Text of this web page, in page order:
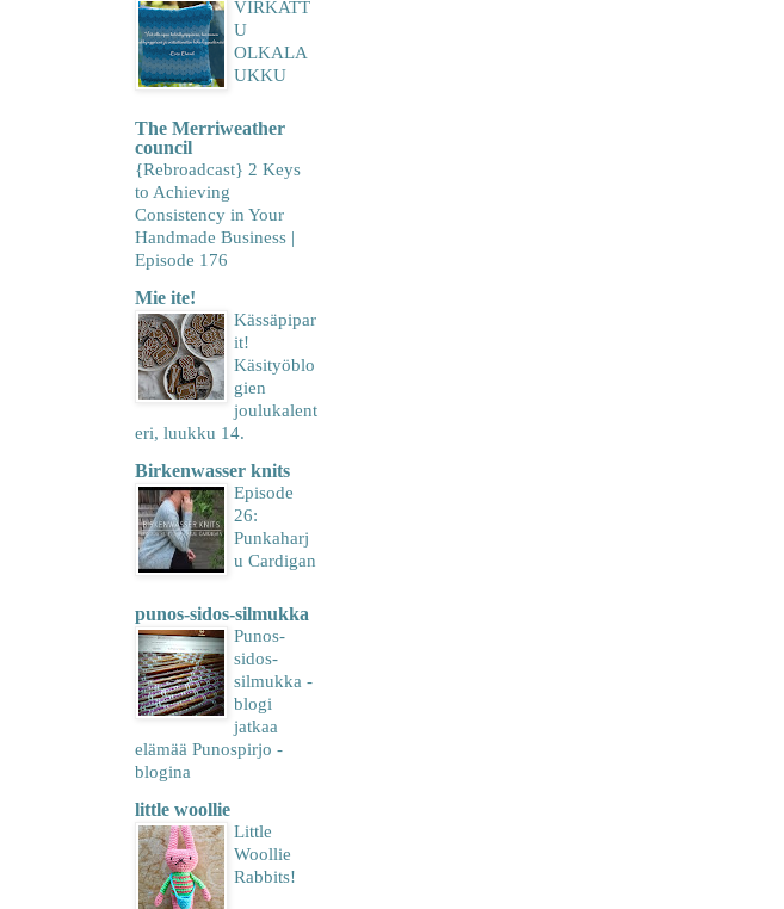
VIRKATT
U
OLKALA
UKKU
The Merriweather
council
{Rebroadcast} 2 Keys
to Achieving
Consistency in Your
Handmade Business |
Episode 176
Mie ite!
Kässäpipar
it!
Käsityöblo
gien
joulukalent
eri, luukku 14.
Birkenwasser knits
Episode
26:
Punkaharj
u Cardigan
punos-sidos-silmukka
Punos-
sidos-
silmukka -
blogi
jatkaa
elämää Punospirjo -
blogina
little woollie
Little
Woollie
Rabbits!